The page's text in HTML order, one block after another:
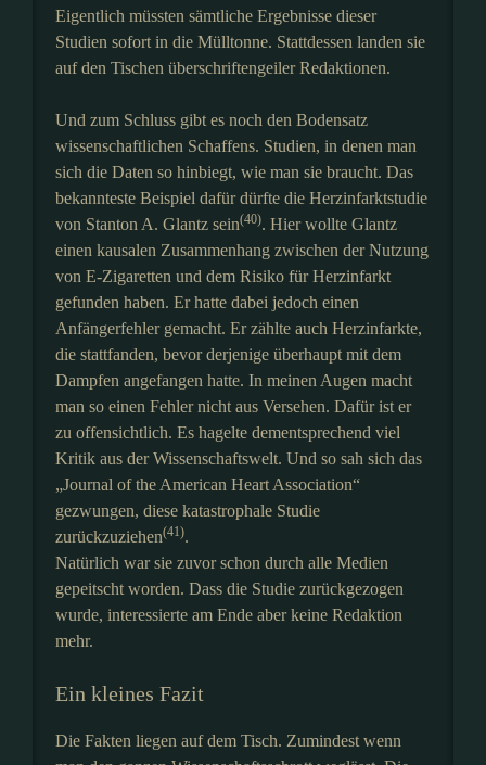
Eigentlich müssten sämtliche Ergebnisse dieser
Studien sofort in die Mülltonne. Stattdessen landen sie
auf den Tischen überschriftengeiler Redaktionen.
Und zum Schluss gibt es noch den Bodensatz
wissenschaftlichen Schaffens. Studien, in denen man
sich die Daten so hinbiegt, wie man sie braucht. Das
bekannteste Beispiel dafür dürfte die Herzinfarktstudie
von Stanton A. Glantz sein(40). Hier wollte Glantz
einen kausalen Zusammenhang zwischen der Nutzung
von E-Zigaretten und dem Risiko für Herzinfarkt
gefunden haben. Er hatte dabei jedoch einen
Anfängerfehler gemacht. Er zählte auch Herzinfarkte,
die stattfanden, bevor derjenige überhaupt mit dem
Dampfen angefangen hatte. In meinen Augen macht
man so einen Fehler nicht aus Versehen. Dafür ist er
zu offensichtlich. Es hagelte dementsprechend viel
Kritik aus der Wissenschaftswelt. Und so sah sich das
„Journal of the American Heart Association“
gezwungen, diese katastrophale Studie
zurückzuziehen(41).
Natürlich war sie zuvor schon durch alle Medien
gepeitscht worden. Dass die Studie zurückgezogen
wurde, interessierte am Ende aber keine Redaktion
mehr.
Ein kleines Fazit
Die Fakten liegen auf dem Tisch. Zumindest wenn